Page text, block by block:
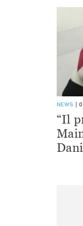
NEWS
“Il